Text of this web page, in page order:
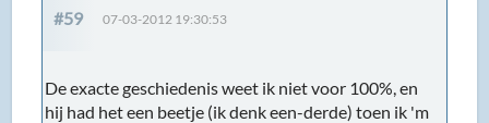
#59 07-03-2012 19:30:53
De exacte geschiedenis weet ik niet voor 100%, en
hij had het een beetje (ik denk een-derde) toen ik 'm